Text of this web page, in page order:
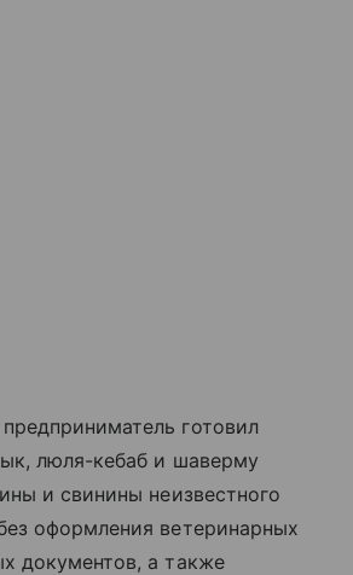
готовил
люля-кебаб и шаверму
и свинины неизвестного
оформления ветеринарных
документов, а также